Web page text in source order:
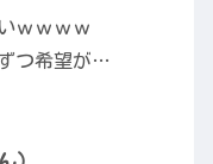
ｗｗｗｗ
つ希望が…